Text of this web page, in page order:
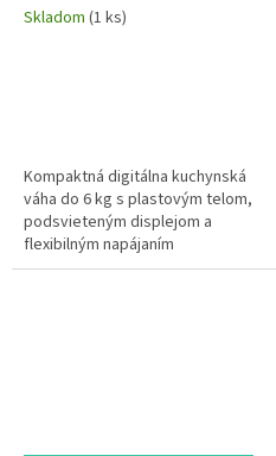
Skladom (1 ks)
Kompaktná digitálna kuchynská
váha do 6 kg s plastovým telom,
podsvieteným displejom a
flexibilným napájaním
(adaptér/batéria). Ideálna pre